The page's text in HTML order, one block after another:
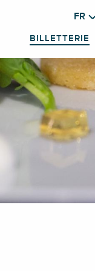
FR
BILLETTERIE